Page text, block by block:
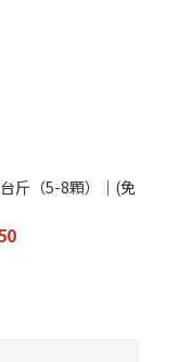
斤（5-8顆）｜(免